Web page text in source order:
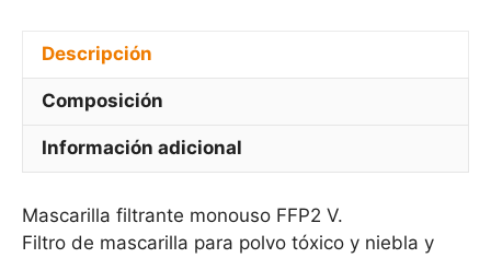
Descripción
Composición
Información adicional
Mascarilla filtrante monouso FFP2 V.
Filtro de mascarilla para polvo tóxico y niebla y